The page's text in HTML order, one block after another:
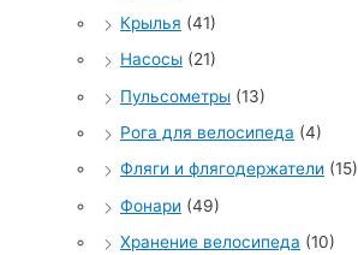
Крылья (41)
Насосы (21)
Пульсометры (13)
Рога для велосипеда (4)
Фляги и флягодержатели (15)
Фонари (49)
Хранение велосипеда (10)